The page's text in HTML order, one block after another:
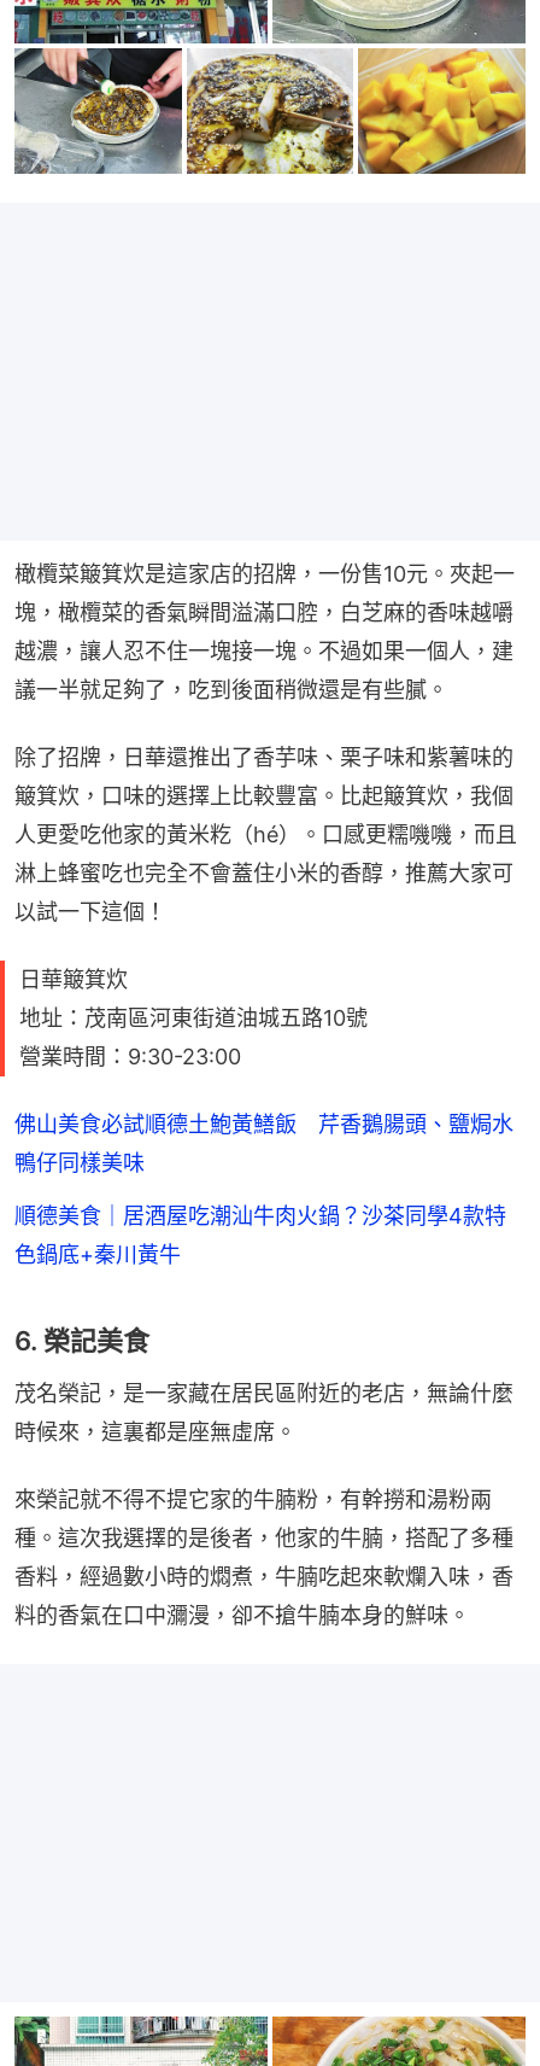
橄欖菜簸箕炊是這家店的招牌，一份售10元。夾起一
塊，橄欖菜的香氣瞬間溢滿口腔，白芝麻的香味越嚼
越濃，讓人忍不住一塊接一塊。不過如果一個人，建
議一半就足夠了，吃到後面稍微還是有些膩。
除了招牌，日華還推出了香芋味、栗子味和紫薯味的
簸箕炊，口味的選擇上比較豐富。比起簸箕炊，我個
人更愛吃他家的黃米籺（hé）。口感更糯嘰嘰，而且
淋上蜂蜜吃也完全不會蓋住小米的香醇，推薦大家可
以試一下這個！
日華簸箕炊
地址：茂南區河東街道油城五路10號
營業時間：9:30-23:00
佛山美食必試順德土鮑黃鱔飯 芹香鵝腸頭、鹽焗水
鴨仔同樣美味
順德美食｜居酒屋吃潮汕牛肉火鍋？沙茶同學4款特
色鍋底+秦川黃牛
6. 榮記美食
茂名榮記，是一家藏在居民區附近的老店，無論什麼
時候來，這裏都是座無虛席。
來榮記就不得不提它家的牛腩粉，有幹撈和湯粉兩
種。這次我選擇的是後者，他家的牛腩，搭配了多種
香料，經過數小時的燜煮，牛腩吃起來軟爛入味，香
料的香氣在口中瀰漫，卻不搶牛腩本身的鮮味。